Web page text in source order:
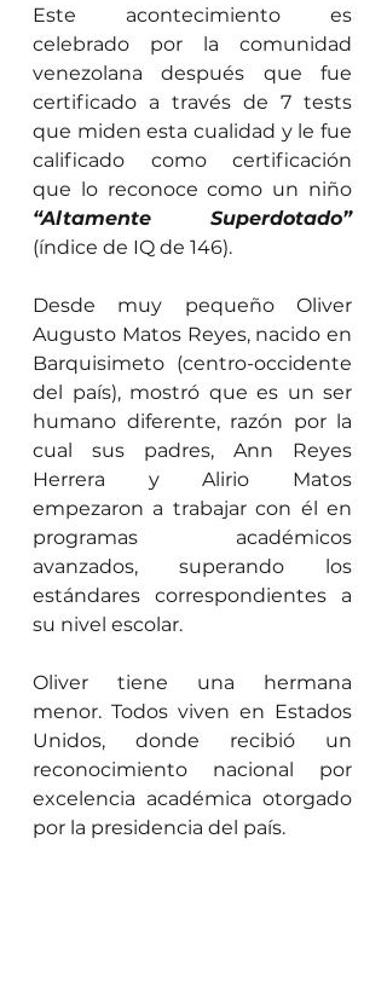
Este acontecimiento es
celebrado por la comunidad
venezolana después que fue
certificado a través de 7 tests
que miden esta cualidad y le fue
calificado como certificación
“Altamente Superdotado”
(índice de IQ de 146).
Desde muy pequeño Oliver
Augusto Matos Reyes, nacido en
Barquisimeto (centro-occidente
del país), mostró que es un ser
humano diferente, razón por la
cual sus padres, Ann Reyes
Herrera y Alirio Matos
empezaron a trabajar con él en
programas académicos
avanzados, superando los
estándares correspondientes a
su nivel escolar.
Oliver tiene una hermana
menor. Todos viven en Estados
Unidos, donde recibió un
reconocimiento nacional por
excelencia académica otorgado
por la presidencia del país.